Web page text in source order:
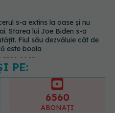
zile de concediu avem nevoie
an? Răspunsul oferit de un
desfășurat timp de 40 de ani
17:00
PE:
6560
ABONAȚI